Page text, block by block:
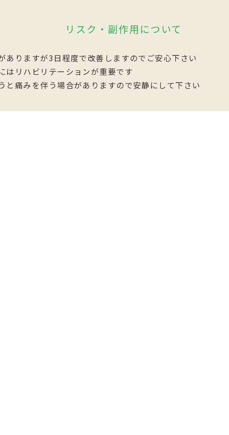
リスク・副作用について
ありますが3日程度で改善しますのでご安心下さい
はリハビリテーションが重要です
と痛みを伴う場合がありますので安静にして下さい